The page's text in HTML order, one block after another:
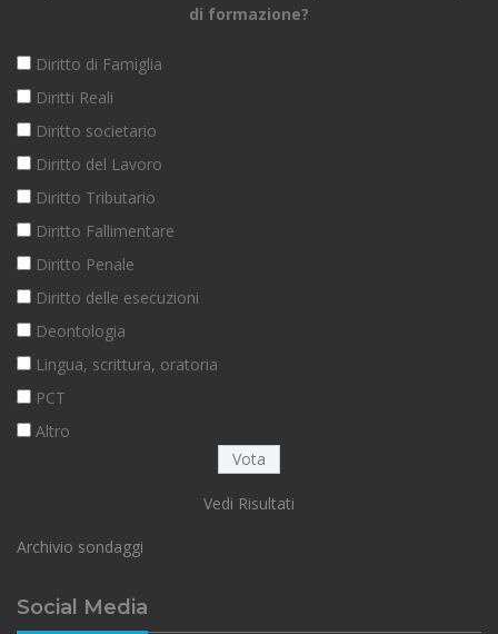
di formazione?
Diritto di Famiglia
Diritti Reali
Diritto societario
Diritto del Lavoro
Diritto Tributario
Diritto Fallimentare
Diritto Penale
Diritto delle esecuzioni
Deontologia
Lingua, scrittura, oratoria
PCT
Altro
Vedi Risultati
Archivio sondaggi
Social Media